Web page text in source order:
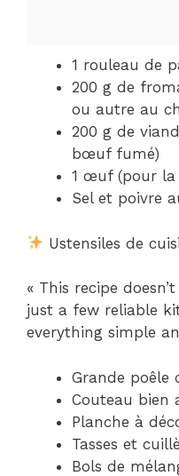
1 rouleau de
200 g de
ou autre au
200 g de
bœuf fumé)
1 œuf (pour la
Sel et poivre
Ustensiles de
« This recipe
just a few reliable
everything simple
Grande poêle
Couteau bien
Planche à
Tasses et
Bols de